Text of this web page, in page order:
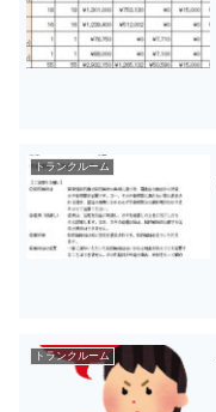
トランクルーム
トランクルーム